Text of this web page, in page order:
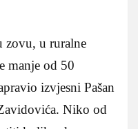
zovu, u ruralne
manje od 50
izvjesni Pašan
Niko od